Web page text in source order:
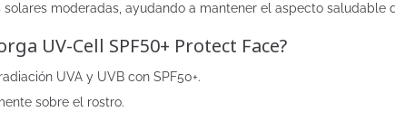
moderadas, ayudando a mantener el aspecto saludable
UV-Cell SPF50+ Protect Face?
UVA y UVB con SPF50+.
sobre el rostro.